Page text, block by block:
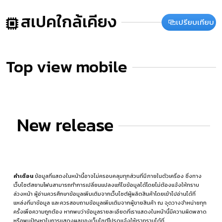
สเปคใกล้เคียง เปรียบเทียบ
Top view mobile
New release
คำเตือนข้อมูลที่แสดงในหน้านี้อาจไม่ครอบคลุมทุกส่วนที่มีภายในตัวเครื่อง ซึ่งทาง
เว็บไซต์สยามโฟนสามารถทำการเปลี่ยนแปลงแก้ไขข้อมูลได้โดยไม่ต้องแจ้งให้ทราบ
ล่วงหน้า ผู้อ่านควรศึกษาข้อมูลเพิ่มเติมจากเว็บไซต์ผู้ผลิตสินค้าโดยเข้าไปอ่านได้ที่
แหล่งที่มาข้อมูล และควรสอบถามข้อมูลเพิ่มเติมจากผู้ขายสินค้า ณ จุดวางจำหน่ายทุก
ครั้งเพื่อความถูกต้อง หากพบว่าข้อมูลรายละเอียดที่เราแสดงในหน้านี้มีความผิดพลาด